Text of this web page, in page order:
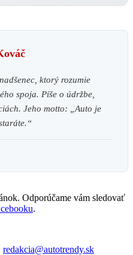
ktorý rozumie
spoja. Píše o údržbe,
Jeho motto: „Auto je
Odporúčame vám sledovať
.
redakcia@autotrendy.sk